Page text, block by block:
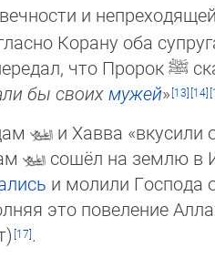
и непрехо­дящей
Корану оба
что Пророкﷺ
бы своихму­жей»
и Хавва «вкусили
сошёл на землю в
и молили Господа
это пове­ление
.